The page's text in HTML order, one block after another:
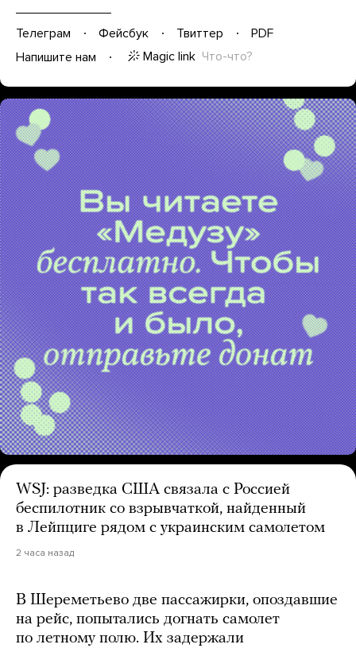
Телеграм Фейсбук Твиттер
PDF
Напишите нам
Magic link Что-что?
WSJ: разведка США связала с Россией
беспилотник со взрывчаткой, найденный
в Лейпциге рядом с украинским самолетом
2 часа назад
В Шереметьево две пассажирки, опоздавшие
на рейс, попытались догнать самолет
по летному полю. Их задержали